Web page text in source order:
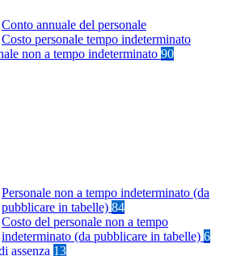
Conto annuale del personale
Costo personale tempo indeterminato
non a tempo indeterminato 90
Personale non a tempo indeterminato (da
pubblicare in tabelle) 84
Costo del personale non a tempo
indeterminato (da pubblicare in tabelle) 6
assenza 13